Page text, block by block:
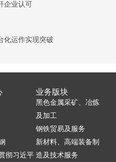
企业认可
化运作实现突破
彻习近平
业务版块
黑色金属采矿、冶炼
及加工
钢铁贸易及服务
新材料、高端装备制
造及技术服务